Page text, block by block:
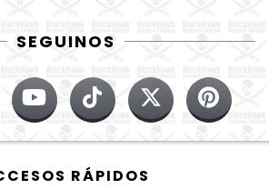
SEGUINOS
RÁPIDOS